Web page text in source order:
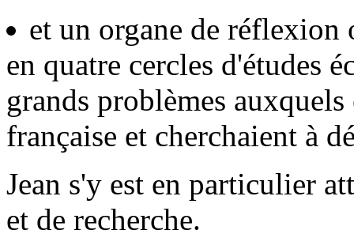
et un organe de réflexion
en quatre cercles d'études
grands problèmes
française et cherchaient à
Jean s'y est en particulier
et de recherche.